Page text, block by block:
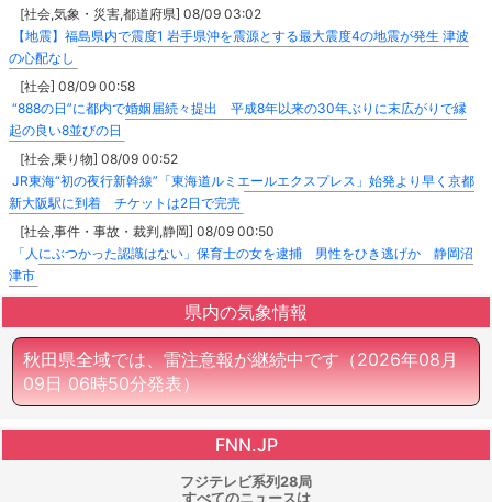
[社会,気象・災害,都道府県] 08/09 03:02
【地震】福島県内で震度1 岩手県沖を震源とする最大震度4の地震が発生 津波
の心配なし
[社会] 08/09 00:58
“888の日”に都内で婚姻届続々提出 平成8年以来の30年ぶりに末広がりで縁
起の良い8並びの日
[社会,乗り物] 08/09 00:52
JR東海“初の夜行新幹線”「東海道ルミエールエクスプレス」始発より早く京都
新大阪駅に到着 チケットは2日で完売
[社会,事件・事故・裁判,静岡] 08/09 00:50
「人にぶつかった認識はない」保育士の女を逮捕 男性をひき逃げか 静岡沼
津市
県内の気象情報
秋田県全域では、雷注意報が継続中です（2026年08月
09日 06時50分発表）
FNN.JP
フジテレビ系列28局
すべてのニュースは